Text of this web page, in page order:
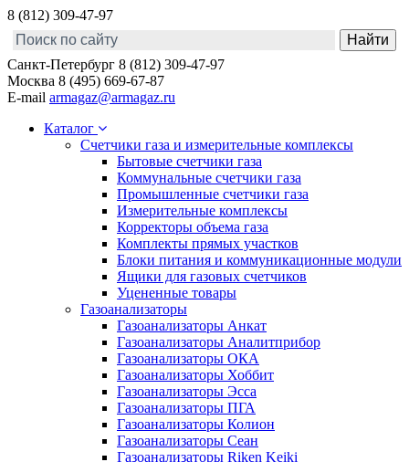
8 (812) 309-47-97
Санкт-Петербург 8 (812) 309-47-97
Москва 8 (495) 669-67-87
E-mail armagaz@armagaz.ru
Каталог
Счетчики газа и измерительные комплексы
Бытовые счетчики газа
Коммунальные счетчики газа
Промышленные счетчики газа
Измерительные комплексы
Корректоры объема газа
Комплекты прямых участков
Блоки питания и коммуникационные модули
Ящики для газовых счетчиков
Уцененные товары
Газоанализаторы
Газоанализаторы Анкат
Газоанализаторы Аналитприбор
Газоанализаторы ОКА
Газоанализаторы Хоббит
Газоанализаторы Эсса
Газоанализаторы ПГА
Газоанализаторы Колион
Газоанализаторы Сеан
Газоанализаторы Riken Keiki